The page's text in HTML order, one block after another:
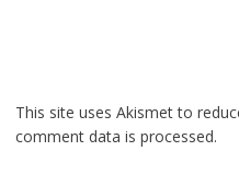
This site uses Akismet to
comment data is processed.